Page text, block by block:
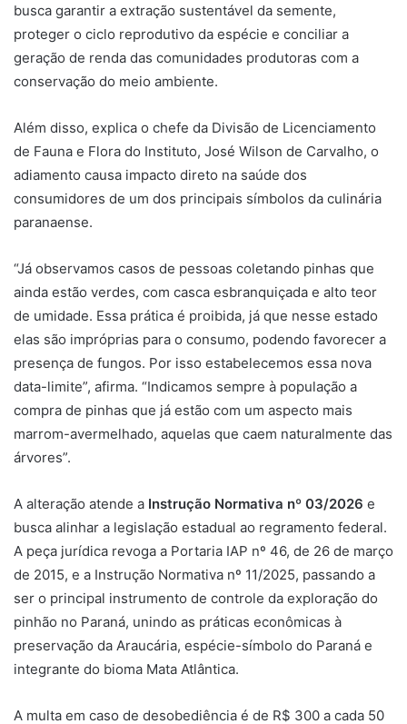
busca garantir a extração sustentável da semente,
proteger o ciclo reprodutivo da espécie e conciliar a
geração de renda das comunidades produtoras com a
conservação do meio ambiente.
Além disso, explica o chefe da Divisão de Licenciamento
de Fauna e Flora do Instituto, José Wilson de Carvalho, o
adiamento causa impacto direto na saúde dos
consumidores de um dos principais símbolos da culinária
paranaense.
“Já observamos casos de pessoas coletando pinhas que
ainda estão verdes, com casca esbranquiçada e alto teor
de umidade. Essa prática é proibida, já que nesse estado
elas são impróprias para o consumo, podendo favorecer a
presença de fungos. Por isso estabelecemos essa nova
data-limite”, afirma. “Indicamos sempre à população a
compra de pinhas que já estão com um aspecto mais
marrom-avermelhado, aquelas que caem naturalmente das
árvores”.
A alteração atende a Instrução Normativa nº 03/2026 e
busca alinhar a legislação estadual ao regramento federal.
A peça jurídica revoga a Portaria IAP nº 46, de 26 de março
de 2015, e a Instrução Normativa nº 11/2025, passando a
ser o principal instrumento de controle da exploração do
pinhão no Paraná, unindo as práticas econômicas à
preservação da Araucária, espécie-símbolo do Paraná e
integrante do bioma Mata Atlântica.
A multa em caso de desobediência é de R$ 300 a cada 50